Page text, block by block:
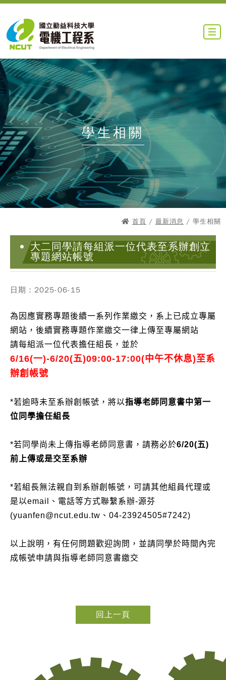
學生相關
首頁 / 最新消息 / 學生相關
大二同學請每組派一位代表至系辦創立
專題網站帳號
日期：2025-06-15
為因應實務專題後續一系列作業繳交，系上已成立專屬
網站，後續實務專題作業繳交一律上傳至專屬網站
請每組派一位代表擔任組長，並於
6/16(一)-6/20(五)09:00-17:00(中午不休息)至系
辦創帳號
*若逾時未至系辦創帳號，將以指導老師同意書中第一
位同學擔任組長
*若同學尚未上傳指導老師同意書，請務必於6/20(五)
前上傳或是交至系辦
*若組長無法親自到系辦創帳號，可請其他組員代理或
是以email、電話等方式聯繫系辦-源芬
(yuanfen@ncut.edu.tw、04-23924505#7242)
以上說明，有任何問題歡迎詢問，並請同學於時間內完
成帳號申請與指導老師同意書繳交
回上一頁